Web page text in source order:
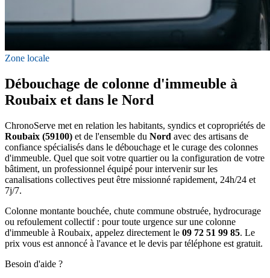
Zone locale
Débouchage de colonne d'immeuble à
Roubaix et dans le Nord
ChronoServe met en relation les habitants, syndics et copropriétés de
Roubaix (59100) et de l'ensemble du Nord avec des artisans de
confiance spécialisés dans le débouchage et le curage des colonnes
d'immeuble. Quel que soit votre quartier ou la configuration de votre
bâtiment, un professionnel équipé pour intervenir sur les
canalisations collectives peut être missionné rapidement, 24h/24 et
7j/7.
Colonne montante bouchée, chute commune obstruée, hydrocurage
ou refoulement collectif : pour toute urgence sur une colonne
d'immeuble à Roubaix, appelez directement le 09 72 51 99 85. Le
prix vous est annoncé à l'avance et le devis par téléphone est gratuit.
Besoin d'aide ?